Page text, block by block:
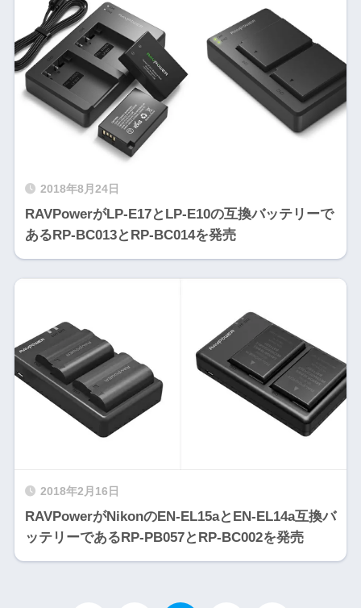
2018年8月24日
RAVPowerがLP-E17とLP-E10の互換バッテリーで
あるRP-BC013とRP-BC014を発売
2018年2月16日
RAVPowerがNikonのEN-EL15aとEN-EL14a互換バ
ッテリーであるRP-PB057とRP-BC002を発売